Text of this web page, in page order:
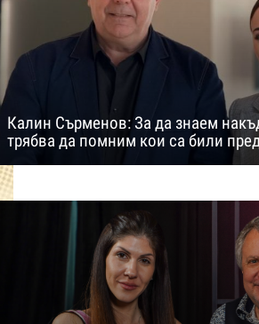
Калин Сърменов: За да знаем
трябва да помним кои са били